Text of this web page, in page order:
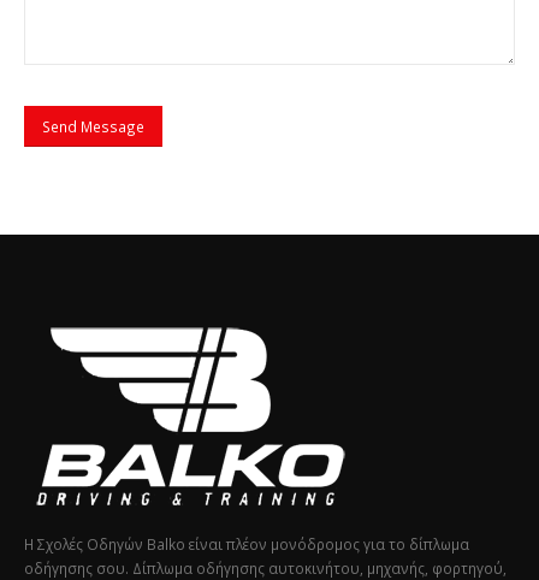
Η Σχολές Οδηγών Balko είναι πλέον μονόδρομος για το δίπλωμα
οδήγησης σου. Δίπλωμα οδήγησης αυτοκινήτου, μηχανής, φορτηγού,